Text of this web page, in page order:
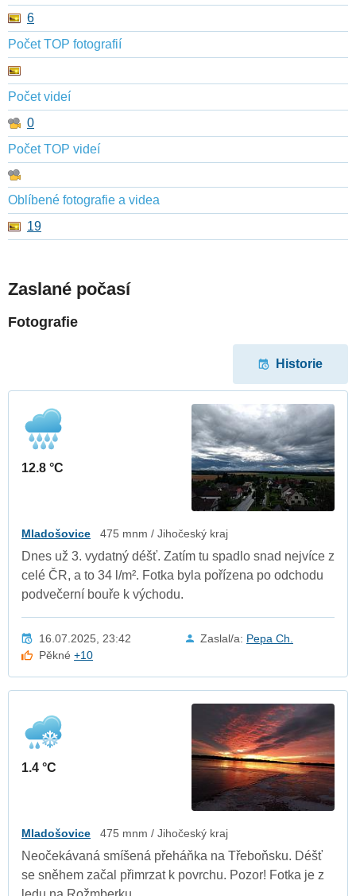
6
Počet TOP fotografií
Počet videí
0
Počet TOP videí
Oblíbené fotografie a videa
19
Zaslané počasí
Fotografie
Historie
12.8 °C
Mladošovice 475 mnm / Jihočeský kraj
Dnes už 3. vydatný déšť. Zatím tu spadlo snad nejvíce z
celé ČR, a to 34 l/m². Fotka byla pořízena po odchodu
podvečerní bouře k východu.
16.07.2025, 23:42 Zaslal/a: Pepa Ch.
Pěkné+10
1.4 °C
Mladošovice 475 mnm / Jihočeský kraj
Neočekávaná smíšená přeháňka na Třeboňsku. Déšť
se sněhem začal přimrzat k povrchu. Pozor! Fotka je z